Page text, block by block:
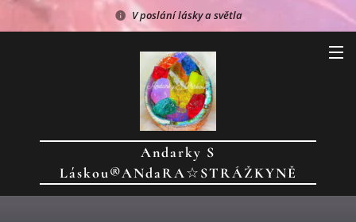
V poslání lásky a světla
Andarky S
Láskou®ANdaRA☆STRÁŽKYNĚ
ANDAREK☆